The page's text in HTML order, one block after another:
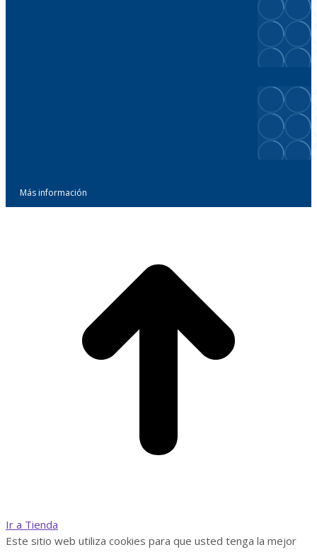
Más información
Ir a Tienda
Este sitio web utiliza cookies para que usted tenga la mejor